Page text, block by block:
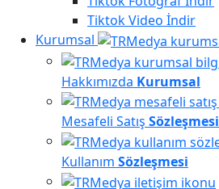
TiktokVideo İndir
Kurumsal
Hakkımızda Kurumsal
Mesafeli Satış Sözleşmesi
Kullanım Sözleşmesi